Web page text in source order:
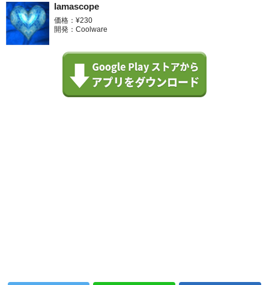
Iamascope
価格：¥230
開発：Coolware